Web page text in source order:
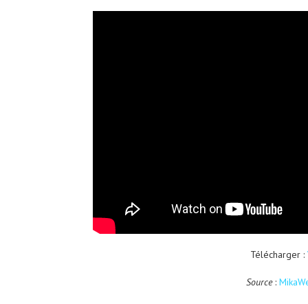
Télécharger :
Source: